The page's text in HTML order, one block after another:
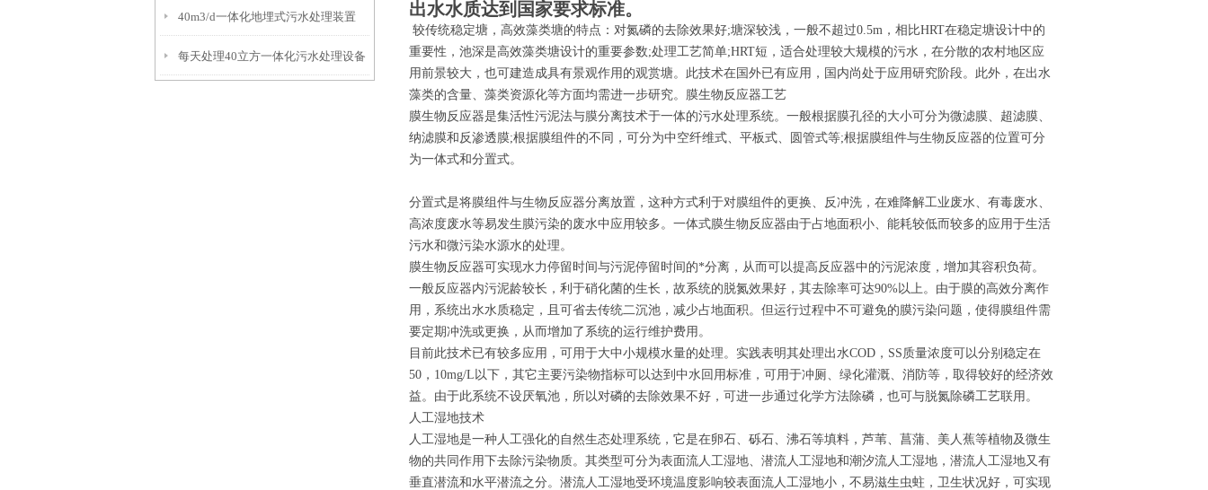
40m3/d一体化地埋式污水处理装置
每天处理40立方一体化污水处理设备
出水水质达到国家要求标准。
较传统稳定塘，高效藻类塘的特点：对氮磷的去除效果好;塘深较浅，一般不超过0.5m，相比HRT在稳定塘设计中的
重要性，池深是高效藻类塘设计的重要参数;处理工艺简单;HRT短，适合处理较大规模的污水，在分散的农村地区应
用前景较大，也可建造成具有景观作用的观赏塘。此技术在国外已有应用，国内尚处于应用研究阶段。此外，在出水
藻类的含量、藻类资源化等方面均需进一步研究。膜生物反应器工艺
膜生物反应器是集活性污泥法与膜分离技术于一体的污水处理系统。一般根据膜孔径的大小可分为微滤膜、超滤膜、
纳滤膜和反渗透膜;根据膜组件的不同，可分为中空纤维式、平板式、圆管式等;根据膜组件与生物反应器的位置可分
为一体式和分置式。
分置式是将膜组件与生物反应器分离放置，这种方式利于对膜组件的更换、反冲洗，在难降解工业废水、有毒废水、
高浓度废水等易发生膜污染的废水中应用较多。一体式膜生物反应器由于占地面积小、能耗较低而较多的应用于生活
污水和微污染水源水的处理。
膜生物反应器可实现水力停留时间与污泥停留时间的*分离，从而可以提高反应器中的污泥浓度，增加其容积负荷。
一般反应器内污泥龄较长，利于硝化菌的生长，故系统的脱氮效果好，其去除率可达90%以上。由于膜的高效分离作
用，系统出水水质稳定，且可省去传统二沉池，减少占地面积。但运行过程中不可避免的膜污染问题，使得膜组件需
要定期冲洗或更换，从而增加了系统的运行维护费用。
目前此技术已有较多应用，可用于大中小规模水量的处理。实践表明其处理出水COD，SS质量浓度可以分别稳定在
50，10mg/L以下，其它主要污染物指标可以达到中水回用标准，可用于冲厕、绿化灌溉、消防等，取得较好的经济效
益。由于此系统不设厌氧池，所以对磷的去除效果不好，可进一步通过化学方法除磷，也可与脱氮除磷工艺联用。
人工湿地技术
人工湿地是一种人工强化的自然生态处理系统，它是在卵石、砾石、沸石等填料，芦苇、菖蒲、美人蕉等植物及微生
物的共同作用下去除污染物质。其类型可分为表面流人工湿地、潜流人工湿地和潮汐流人工湿地，潜流人工湿地又有
垂直潜流和水平潜流之分。潜流人工湿地受环境温度影响较表面流人工湿地小，不易滋生虫蛀，卫生状况好，可实现